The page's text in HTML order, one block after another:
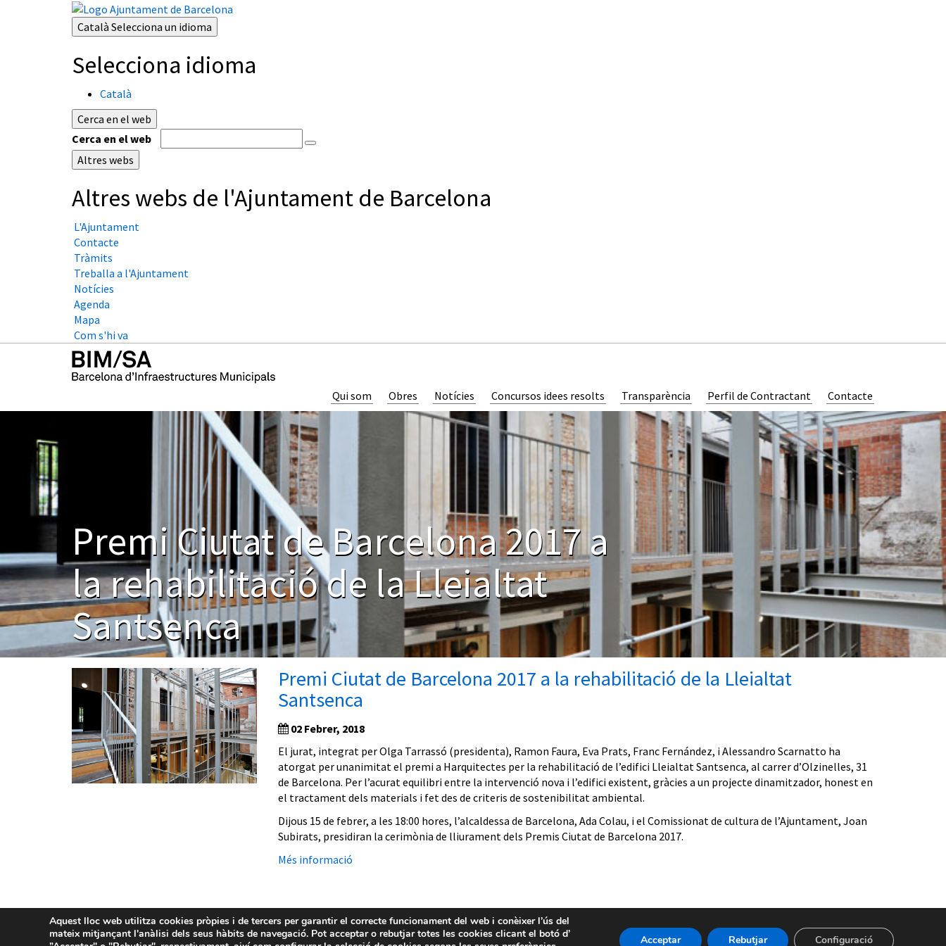
Català Selecciona un idioma
Selecciona idioma
Català
Cerca en el web
Cerca en el web
Altres webs
Altres webs de l'Ajuntament de Barcelona
L'Ajuntament
Contacte
Tràmits
Treballa a l'Ajuntament
Notícies
Agenda
Mapa
Com s'hi va
Qui som Obres Notícies Concursos idees resolts Transparència Perfil de Contractant Contacte
Premi Ciutat de Barcelona 2017 a
la rehabilitació de la Lleialtat
Santsenca
Premi Ciutat de Barcelona 2017 a la rehabilitació de la Lleialtat
Santsenca
02 Febrer, 2018
El jurat, integrat per Olga Tarrassó (presidenta), Ramon Faura, Eva Prats, Franc Fernández, i Alessandro Scarnatto ha
atorgat per unanimitat el premi a Harquitectes per la rehabilitació de l’edifici Lleialtat Santsenca, al carrer d’Olzinelles, 31
de Barcelona. Per l’acurat equilibri entre la intervenció nova i l’edifici existent, gràcies a un projecte dinamitzador, honest en
el tractament dels materials i fet des de criteris de sostenibilitat ambiental.
Dijous 15 de febrer, a les 18:00 hores, l’alcaldessa de Barcelona, Ada Colau, i el Comissionat de cultura de l’Ajuntament, Joan
Subirats, presidiran la cerimònia de lliurament dels Premis Ciutat de Barcelona 2017.
Més informació
Aquest lloc web utilitza cookies pròpies i de tercers per garantir el correcte funcionament del web i conèixer l’ús del
mateix mitjançant l'anàlisi dels seus hàbits de navegació. Pot acceptar o rebutjar totes les cookies clicant el botó d’
Acceptar Rebutjar Configuració